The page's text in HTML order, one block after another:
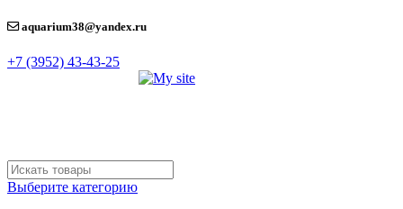
aquarium38@yandex.ru
+7 (3952) 43-43-25
Выберите категорию